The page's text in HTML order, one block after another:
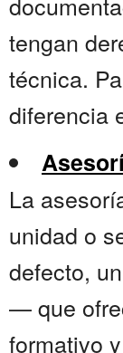
tengan
técnica.
diferencia
La
unidad o
defecto,
— que
formativo